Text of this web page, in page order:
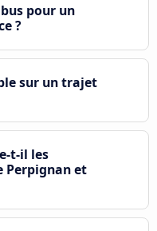
pour un
?
sur un trajet
t-il les
Perpignan et